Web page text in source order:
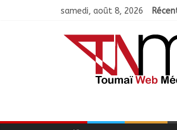
samedi, août 8, 2026